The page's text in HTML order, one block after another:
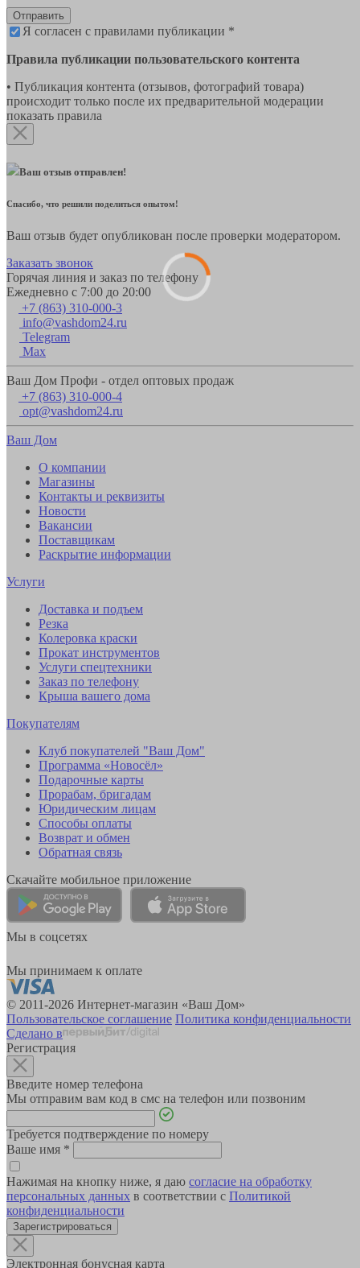
Отправить
Я согласен с правилами публикации *
Правила публикации пользовательского контента
• Публикация контента (отзывов, фотографий товара)
происходит только после их предварительной модерации
показать правила
Ваш отзыв отправлен!
Спасибо, что решили поделиться опытом!
Ваш отзыв будет опубликован после проверки модератором.
Заказать звонок
Горячая линия и заказ по телефону
Ежедневно с 7:00 до 20:00
+7 (863) 310-000-3
info@vashdom24.ru
Telegram
Max
Ваш Дом Профи - отдел оптовых продаж
+7 (863) 310-000-4
opt@vashdom24.ru
Ваш Дом
О компании
Магазины
Контакты и реквизиты
Новости
Вакансии
Поставщикам
Раскрытие информации
Услуги
Доставка и подъем
Резка
Колеровка краски
Прокат инструментов
Услуги спецтехники
Заказ по телефону
Крыша вашего дома
Покупателям
Клуб покупателей "Ваш Дом"
Программа «Новосёл»
Подарочные карты
Прорабам, бригадам
Юридическим лицам
Способы оплаты
Возврат и обмен
Обратная связь
Скачайте мобильное приложение
Мы в соцсетях
Мы принимаем к оплате
© 2011-2026 Интернет-магазин «Ваш Дом»
Пользовательское соглашение Политика конфиденциальности
Сделано в
Регистрация
Введите номер телефона
Мы отправим вам код в смс на телефон или позвоним
Требуется подтверждение по номеру
Ваше имя *
Нажимая на кнопку ниже, я даю согласие на обработку
персональных данных в соответствии с Политикой
конфиденциальности
Зарегистрироваться
Электронная бонусная карта